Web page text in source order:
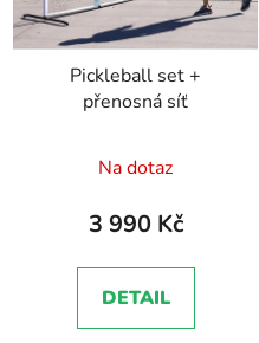
Pickleball set +
přenosná síť
Na dotaz
3 990 Kč
DETAIL